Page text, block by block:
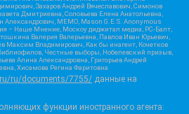
Захаров Андрей Вячеславович, Симонов
Дмитриевна, Соловьева Елена Анатольевна,
Александрович, МЕМО, Mason G.E.S. Anonymous
– Наше Мнение, Москоу диджитал медиа, РС-Балт,
Валерия Валерьевна, Павлов Иван Юрьевич,
Максим Владимирович, Как бы инагент, Кочетков
Честные выборы, Нобелевский призыв,
Алина Александровна, Григорьев Андрей
Хисамова Регина Фаритовна
ru/documents/7755/ данные на
функции иностранного агента: